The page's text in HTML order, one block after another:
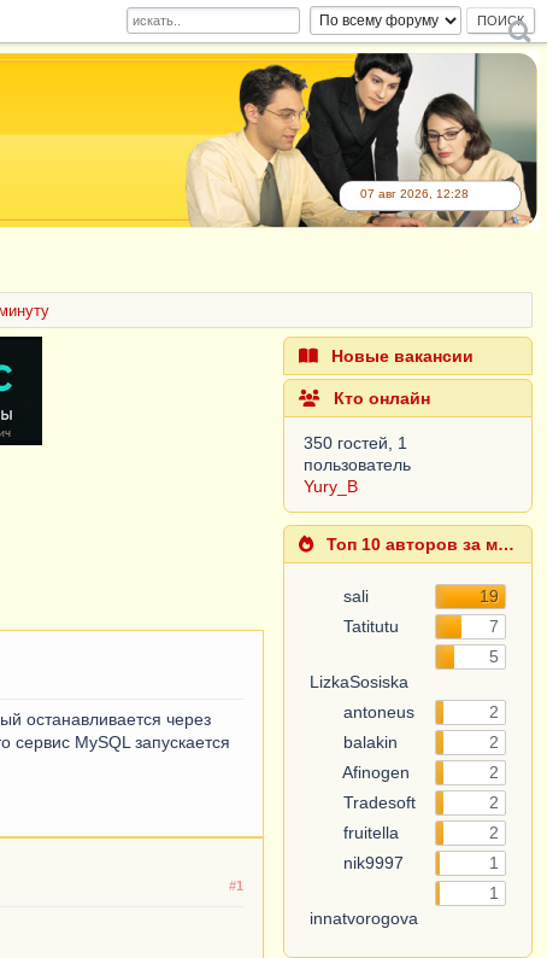
07 авг 2026, 12:28
останавливается через
MySQL запускается
#1
Новые вакансии
Кто онлайн
350 гостей, 1
пользователь
Yury_B
Топ 10 авторов за месяц
19
Tatitutu
7
5
antoneus
balakin
2
Afinogen
2
Tradesoft
2
fruitella
2
nik9997
1
innatvorogova
1